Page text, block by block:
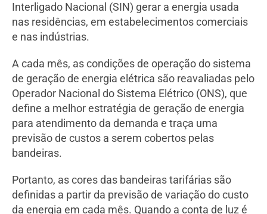
Interligado Nacional (SIN) gerar a energia usada
nas residências, em estabelecimentos comerciais
e nas indústrias.
A cada mês, as condições de operação do sistema
de geração de energia elétrica são reavaliadas pelo
Operador Nacional do Sistema Elétrico (ONS), que
define a melhor estratégia de geração de energia
para atendimento da demanda e traça uma
previsão de custos a serem cobertos pelas
bandeiras.
Portanto, as cores das bandeiras tarifárias são
definidas a partir da previsão de variação do custo
da energia em cada mês. Quando a conta de luz é